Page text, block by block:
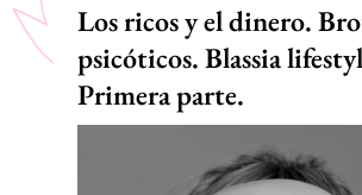
Los ricos y el dinero.
psicóticos. Blassia
Primera parte.